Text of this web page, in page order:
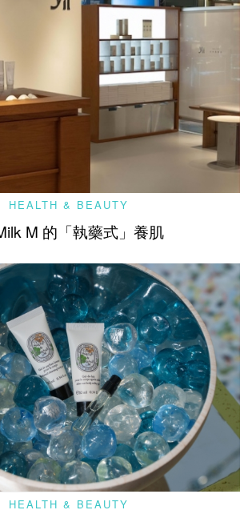
HEALTH & BEAUTY
M 的「執藥式」養肌
HEALTH & BEAUTY